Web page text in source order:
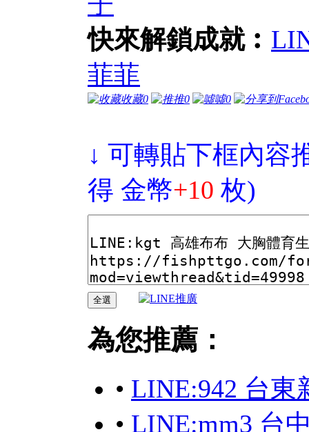
快來解鎖成就︰
菲菲
收藏0 推0 噓0
↓ 可轉貼下框內容
得 金幣+10 枚)
為您推薦：
• LINE:942 台東
• LINE:mm3 台